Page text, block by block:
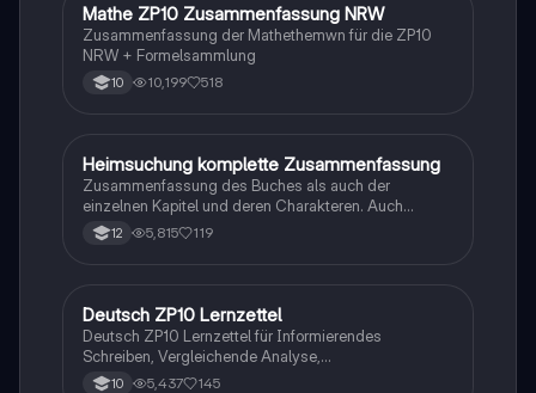
Mathe
Mathe ZP10 Zusammenfassung NRW
Zusammenfassung der Mathethemwn für die ZP10
NRW + Formelsammlung
10 10,199 518
Deutsch
Heimsuchung komplette Zusammenfassung
Zusammenfassung des Buches als auch der
einzelnen Kapitel und deren Charakteren. Auch
tabellarisch. Im Unterricht ohne KI erstellt
12 5,815 119
Deutsch
Deutsch ZP10 Lernzettel
Deutsch ZP10 Lernzettel für Informierendes
Schreiben, Vergleichende Analyse,
Sachtexte/Roman/Gedicht..
10 5,437 145